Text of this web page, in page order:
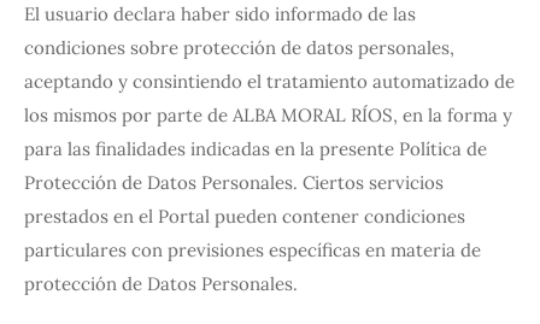
El usuario declara haber sido informado de las
condiciones sobre protección de datos personales,
aceptando y consintiendo el tratamiento automatizado de
los mismos por parte de ALBA MORAL RÍOS, en la forma y
para las finalidades indicadas en la presente Política de
Protección de Datos Personales. Ciertos servicios
prestados en el Portal pueden contener condiciones
particulares con previsiones específicas en materia de
protección de Datos Personales.